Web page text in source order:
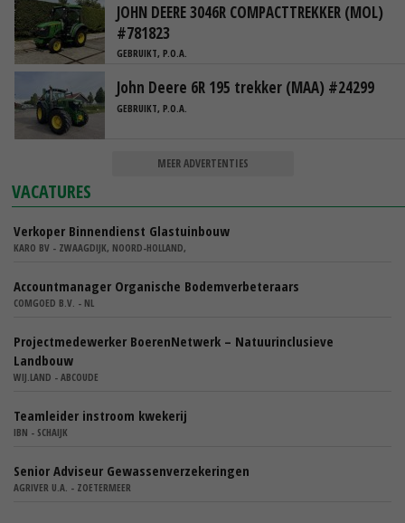
JOHN DEERE 3046R COMPACTTREKKER (MOL)
#781823
GEBRUIKT, P.O.A.
John Deere 6R 195 trekker (MAA) #24299
GEBRUIKT, P.O.A.
MEER ADVERTENTIES
VACATURES
Verkoper Binnendienst Glastuinbouw
KARO BV - ZWAAGDIJK, NOORD-HOLLAND,
Accountmanager Organische Bodemverbeteraars
COMGOED B.V. - NL
Projectmedewerker BoerenNetwerk – Natuurinclusieve
Landbouw
WIJ.LAND - ABCOUDE
Teamleider instroom kwekerij
IBN - SCHAIJK
Senior Adviseur Gewassenverzekeringen
AGRIVER U.A. - ZOETERMEER